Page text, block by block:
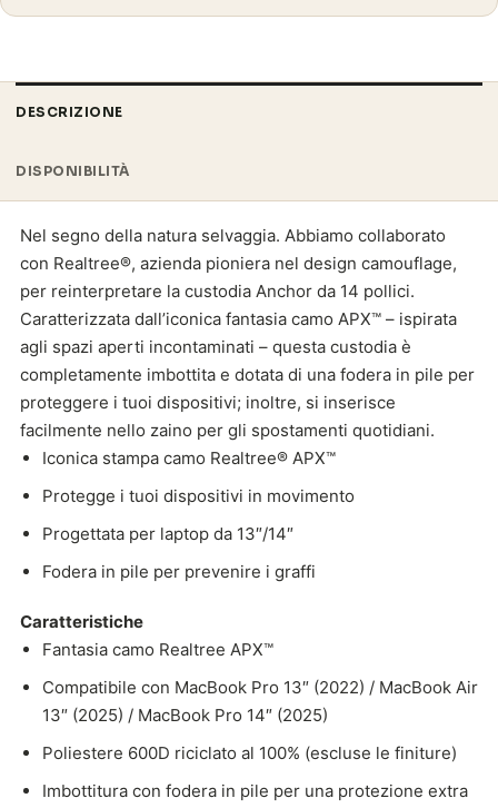
DESCRIZIONE
DISPONIBILITÀ
Nel segno della natura selvaggia. Abbiamo collaborato
con Realtree®, azienda pioniera nel design camouflage,
per reinterpretare la custodia Anchor da 14 pollici.
Caratterizzata dall’iconica fantasia camo APX™ – ispirata
agli spazi aperti incontaminati – questa custodia è
completamente imbottita e dotata di una fodera in pile per
proteggere i tuoi dispositivi; inoltre, si inserisce
facilmente nello zaino per gli spostamenti quotidiani.
Iconica stampa camo Realtree® APX™
Protegge i tuoi dispositivi in ​​movimento
Progettata per laptop da 13″/14″
Fodera in pile per prevenire i graffi
Caratteristiche
Fantasia camo Realtree APX™
Compatibile con MacBook Pro 13″ (2022) / MacBook Air
13″ (2025) / MacBook Pro 14″ (2025)
Poliestere 600D riciclato al 100% (escluse le finiture)
Imbottitura con fodera in pile per una protezione extra